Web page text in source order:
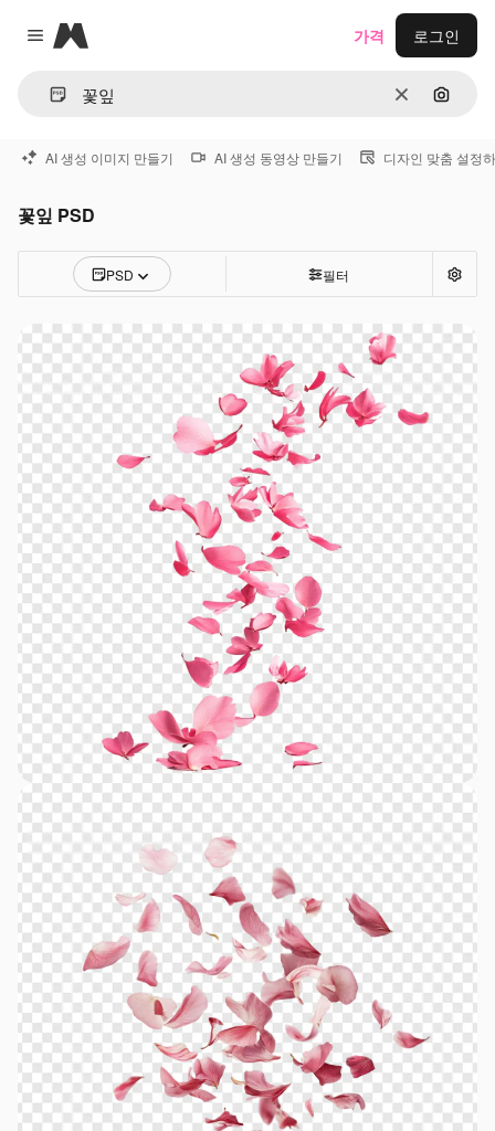
Close menu
Magnific
지우기이미지
가격 로그인
AI 생성 이미지 만들기 AI 생성 동영상 만들기 디자인 맞춤 설정
꽃잎 PSD
PSD 필터